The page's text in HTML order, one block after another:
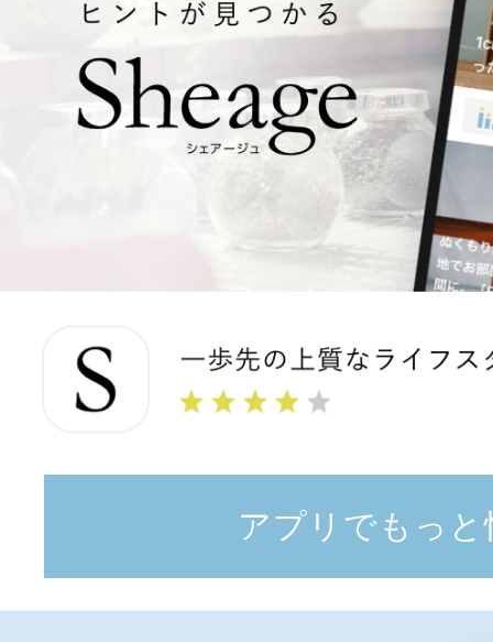
アプリでもっと